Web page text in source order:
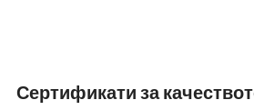
Сертификати за